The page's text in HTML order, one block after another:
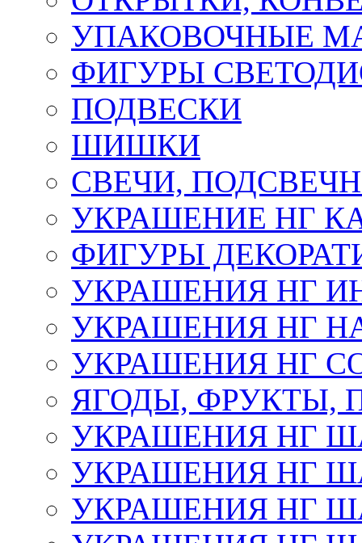
УПАКОВОЧНЫЕ
ФИГУРЫ
ПОДВЕСКИ
ШИШКИ
СВЕЧИ,
УКРАШЕНИЕ НГ
ФИГУРЫ
УКРАШЕНИЯ НГ
УКРАШЕНИЯ НГ
УКРАШЕНИЯ НГ
ЯГОДЫ, ФРУКТЫ,
УКРАШЕНИЯ НГ
УКРАШЕНИЯ НГ
УКРАШЕНИЯ НГ